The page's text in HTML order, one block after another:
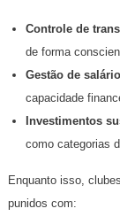
Controle de
de forma
Gestão de
capacidade
Investimentos
como categorias
Enquanto isso,
punidos com: